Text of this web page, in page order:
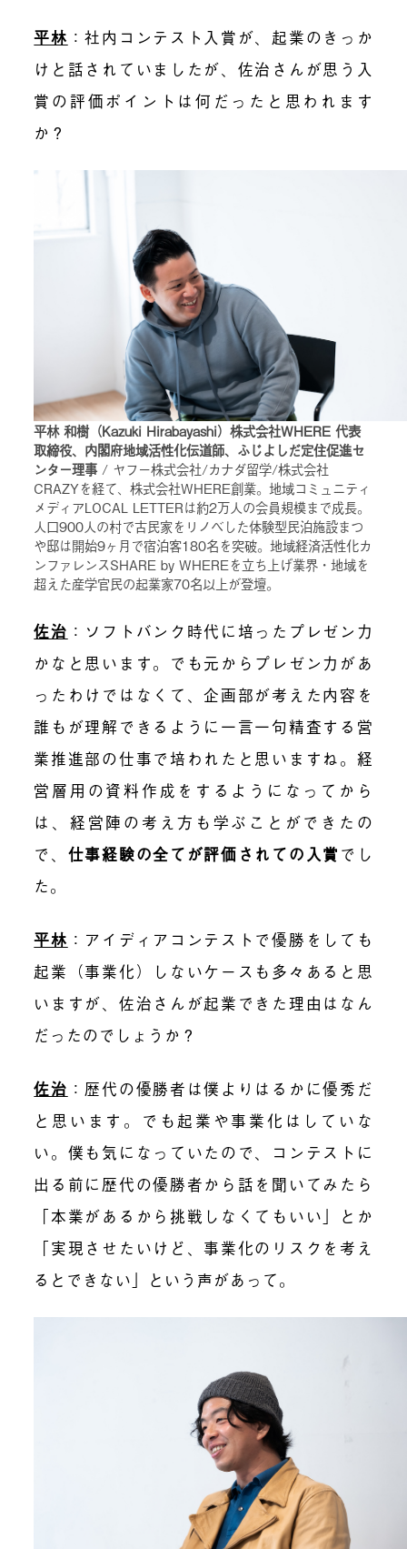
平林 ：社内コンテスト入賞が、起業のきっか
けと話されていましたが、佐治さんが思う入
賞の評価ポイントは何だったと思われます
か？
平林 和樹（Kazuki Hirabayashi）株式会社WHERE 代表
取締役、内閣府地域活性化伝道師、ふじよしだ定住促進セ
ンター理事/ ヤフー株式会社/カナダ留学/株式会社
CRAZYを経て、株式会社WHERE創業。地域コミュニティ
メディアLOCAL LETTERは約2万人の会員規模まで成長。
人口900人の村で古民家をリノベした体験型民泊施設まつ
や邸は開始9ヶ月で宿泊客180名を突破。地域経済活性化カ
ンファレンスSHARE by WHEREを立ち上げ業界・地域を
超えた産学官民の起業家70名以上が登壇。
佐治 ：ソフトバンク時代に培ったプレゼン力
かなと思います。でも元からプレゼン力があ
ったわけではなくて、企画部が考えた内容を
誰もが理解できるように一言一句精査する営
業推進部の仕事で培われたと思いますね。経
営層用の資料作成をするようになってから
は、経営陣の考え方も学ぶことができたの
で、 仕事経験の全てが評価されての入賞 でし
た。
平林 ：アイディアコンテストで優勝をしても
起業（事業化）しないケースも多々あると思
いますが、佐治さんが起業できた理由はなん
だったのでしょうか？
佐治 ：歴代の優勝者は僕よりはるかに優秀だ
と思います。でも起業や事業化はしていな
い。僕も気になっていたので、コンテストに
出る前に歴代の優勝者から話を聞いてみたら
「本業があるから挑戦しなくてもいい」とか
「実現させたいけど、事業化のリスクを考え
るとできない」という声があって。